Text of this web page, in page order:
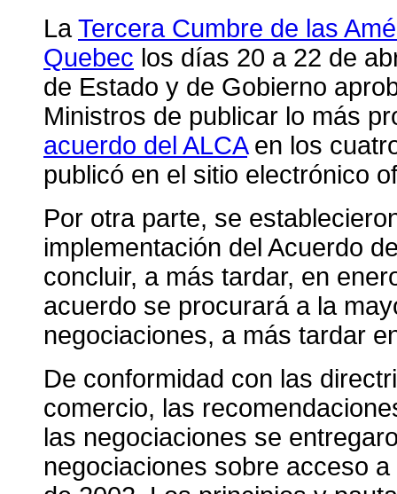
LaTercera Cumbre de las
Quebec los días 20 a 22 de
de Estado y de Gobierno
Ministros de publicar lo más
acuerdo del ALCAen los
publicó en el sitio electrónico
Por otra parte, se
implementación del Acuerdo
concluir, a más tardar, en
acuerdo se procurará a la
negociaciones, a más tardar
De conformidad con las
comercio, las
las negociaciones se
negociaciones sobre acceso